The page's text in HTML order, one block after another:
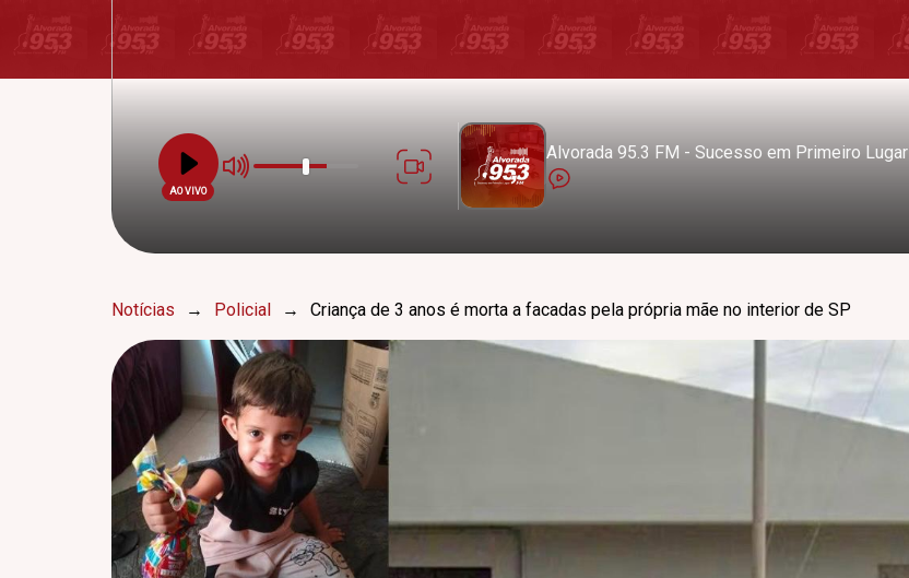
AO VIVO
Alvorada 95.3 FM - Sucesso em Primeiro Lugar
Notícias → Policial → Criança de 3 anos é morta a facadas pela própria mãe no interior de SP